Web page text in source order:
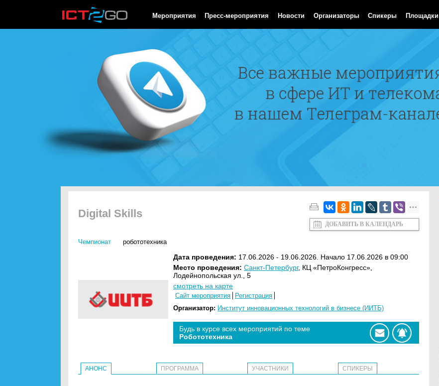
Мероприятия Пресс-мероприятия Новости Организаторы Спикеры Площадки
Digital Skills
ДОБАВИТЬ В КАЛЕНДАРЬ
Чемпионат робототехника
Дата проведения: 17.06.2026 - 19.06.2026. Начало 17.06.2026 в 09:00
Место проведения: Санкт-Петербург, КЦ «ПетроКонгресс»,
Лодейнопольская ул., 5
смотреть на карте
Сайт мероприятия
Регистрация
Организатор: Институт инновационных технологий в бизнесе (ИИТБ)
Будь в курсе всех мероприятий по теме
Робототехника
АНОНС ПРОГРАММА УЧАСТНИКИ СПИКЕРЫ